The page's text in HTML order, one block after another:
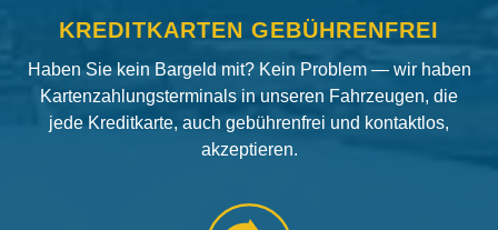
KREDITKARTEN GEBÜHRENFREI
Haben Sie kein Bargeld mit? Kein Problem — wir haben
Kartenzahlungsterminals in unseren Fahrzeugen, die
jede Kreditkarte, auch gebührenfrei und kontaktlos,
akzeptieren.